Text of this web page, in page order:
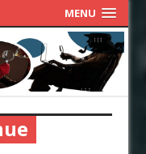
MENU